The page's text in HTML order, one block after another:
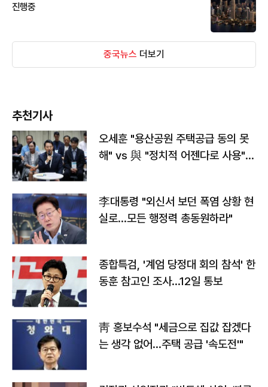
진행중
중국뉴스 더보기
추천기사
오세훈 "용산공원 주택공급 동의 못
해" vs 與 "정치적 어젠다로 사용"
李대통령 "외신서 보던 폭염 상황 현
실로…모든 행정력 총동원하라"
종합특검, '계엄 당정대 회의 참석' 한
동훈 참고인 조사...12일 통보
靑 홍보수석 "세금으로 집값 잡겠다
는 생각 없어…주택 공급 '속도전'"